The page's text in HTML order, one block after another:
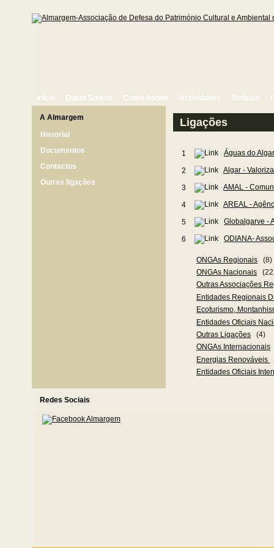
Início Quem Somos Como Apoiar Actividades Notícias
A Almargem
Historial
Documentos
Contactos
Outras ligações
Ligações
1 Águas do
2 Algar -
3 AMAL -
4 AREAL -
5 Globalgarve -
6 ODIANA-
ONGAs Regionais
(8)
ONGAs Nacionais
Outras Associações
Entidades Regionais
Ecoturismo,
Entidades Oficiais
Outras Ligações
(4)
ONGAs Internacionais
Energias Renováveis
Entidades Oficiais
Redes Sociais